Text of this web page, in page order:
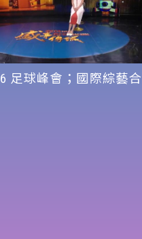
足球峰會；國際綜藝合